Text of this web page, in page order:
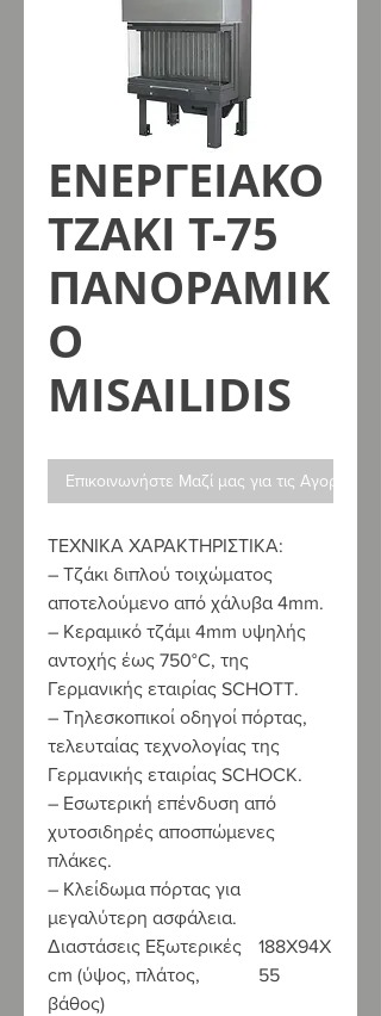
ΕΝΕΡΓΕΙΑΚΟ
ΤΖΑΚΙ Τ-75
ΠΑΝΟΡΑΜΙΚ
Ο
MISAILIDIS
Επικοινωνήστε Μαζί μας για τις Αγορές σας
ΤΕΧΝΙΚΑ ΧΑΡΑΚΤΗΡΙΣΤΙΚΑ:
– Τζάκι διπλού τοιχώματος
αποτελούμενο από χάλυβα 4mm.
– Κεραμικό τζάμι 4mm υψηλής
αντοχής έως 750°C, της
Γερμανικής εταιρίας SCHOTT.
– Τηλεσκοπικοί οδηγοί πόρτας,
τελευταίας τεχνολογίας της
Γερμανικής εταιρίας SCHOCK.
– Εσωτερική επένδυση από
χυτοσιδηρές αποσπώμενες
πλάκες.
– Κλείδωμα πόρτας για
μεγαλύτερη ασφάλεια.
Διαστάσεις Εξωτερικές
cm (ύψος, πλάτος,
βάθος)
188X94X
55